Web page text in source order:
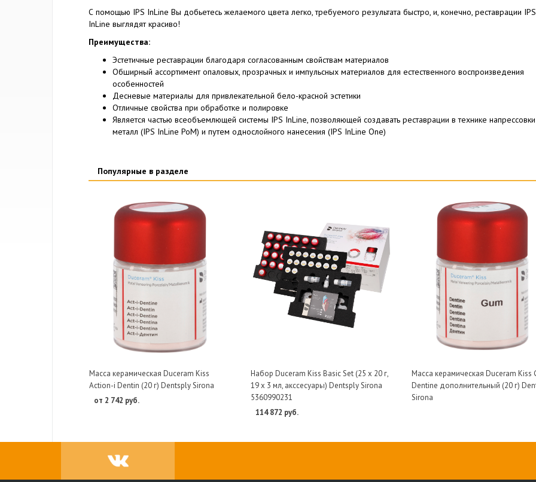
С помощью IPS InLine Вы добьетесь желаемого цвета легко, требуемого результата быстро, и, конечно, реставрации IPS
InLine выглядят красиво!
Преимущества:
Эстетичные реставрации благодаря согласованным свойствам материалов
Обширный ассортимент опаловых, прозрачных и импульсных материалов для естественного воспроизведения
особенностей
Десневые материалы для привлекательной бело-красной эстетики
Отличные свойства при обработке и полировке
Является частью всеобъемлющей системы IPS InLine, позволяющей создавать реставрации в технике
металл (IPS InLine PoM) и путем однослойного нанесения (IPS InLine One)
Популярные в разделе
Масса керамическая Duceram Kiss
Action-i Dentin (20 г) Dentsply Sirona
от 2 742 руб.
Набор Duceram Kiss Basic Set (25 х 20 г,
19 х 3 мл, акссесуары) Dentsply Sirona
5360990231
114 872 руб.
Масса керамическая Duceram Kiss
Dentine дополнительный (20 г)
Sirona